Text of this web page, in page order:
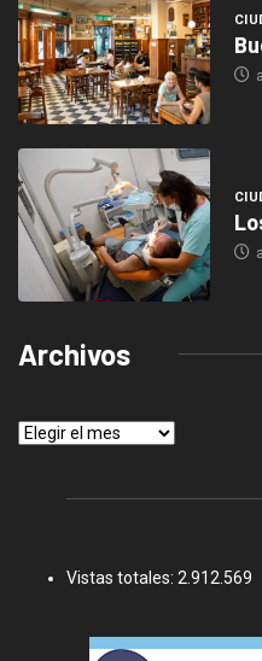
Archivos
Archivos
Vistas totales: 2.912.569